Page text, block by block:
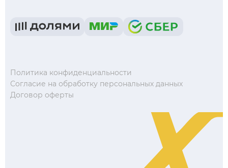
Политика конфиденциальности
Согласие на обработку персональных данных
Договор оферты